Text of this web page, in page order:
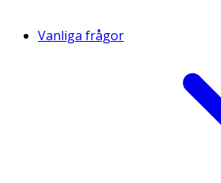
Vanliga frågor